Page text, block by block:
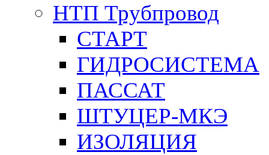
НТП Трубпровод
СТАРТ
ГИДРОСИСТЕМА
ПАССАТ
ШТУЦЕР-МКЭ
ИЗОЛЯЦИЯ